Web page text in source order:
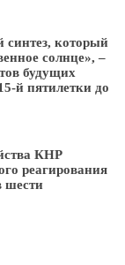
который
солнце», –
будущих
й пятилетки до
КНР
реагирования
шести